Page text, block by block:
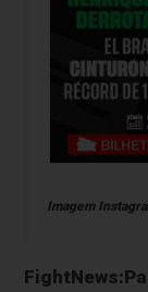
Imagem